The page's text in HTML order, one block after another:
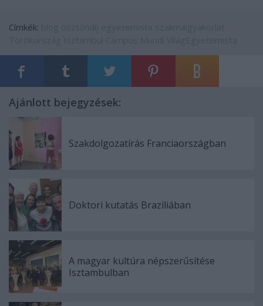
Címkék:
Ajánlott bejegyzések:
Szakdolgozatírás Franciaországban
Doktori kutatás Brazíliában
A magyar kultúra népszerűsítése
Isztambulban